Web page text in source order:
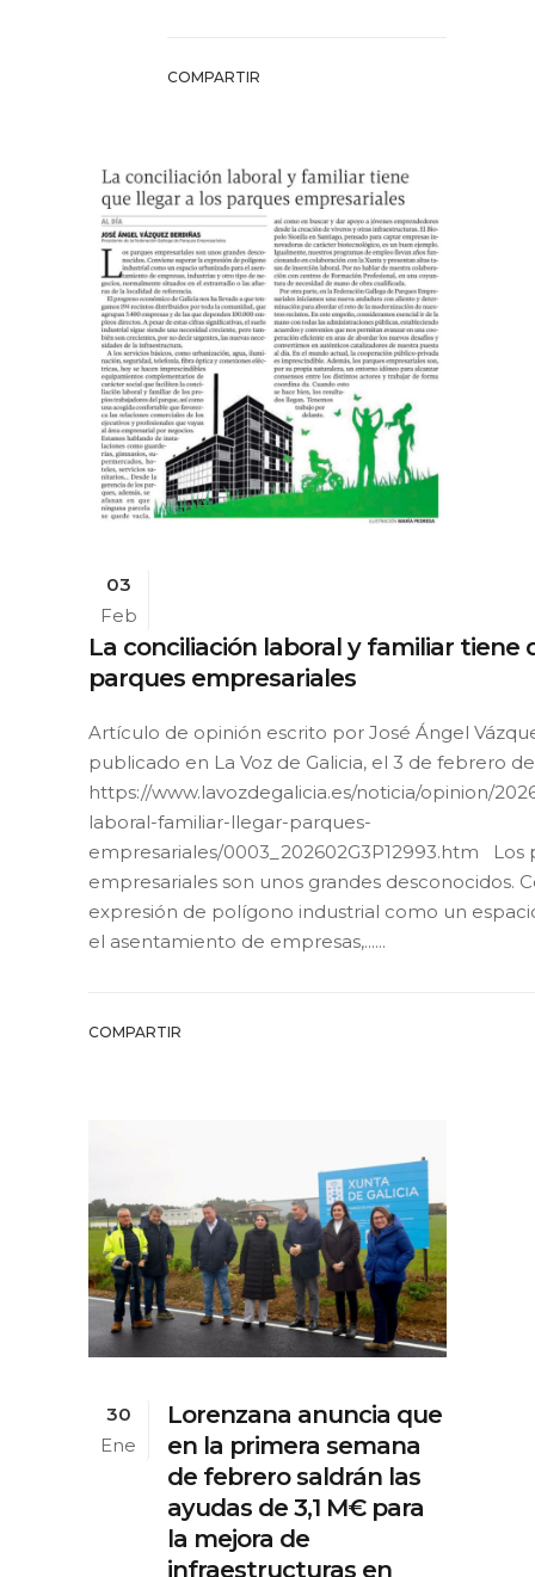
COMPARTIR
03
Feb
La conciliación laboral y familiar tiene
parques empresariales
Artículo de opinión escrito por José Ángel
publicado en La Voz de Galicia, el 3 de febrero
https://www.lavozdegalicia.es/noticia/opinion/
laboral-familiar-llegar-parques-
empresariales/0003_202602G3P12993.htm Los
empresariales son unos grandes desconocidos.
expresión de polígono industrial como un
el asentamiento de empresas,......
COMPARTIR
30
Ene
Lorenzana anuncia que
en la primera semana
de febrero saldrán las
ayudas de 3,1 M€ para
la mejora de
infraestructuras en